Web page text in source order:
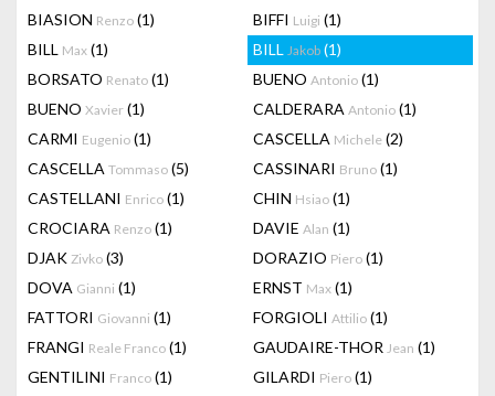
BIASION Renzo (1) BIFFI Luigi (1)
BILL Max (1) BILL Jakob (1)
BORSATO Renato (1) BUENO Antonio (1)
BUENO Xavier (1) CALDERARA Antonio (1)
CARMI Eugenio (1) CASCELLA Michele (2)
CASCELLA Tommaso (5) CASSINARI Bruno (1)
CASTELLANI Enrico (1) CHIN Hsiao (1)
CROCIARA Renzo (1) DAVIE Alan (1)
DJAK Zivko (3) DORAZIO Piero (1)
DOVA Gianni (1) ERNST Max (1)
FATTORI Giovanni (1) FORGIOLI Attilio (1)
FRANGI Reale Franco (1) GAUDAIRE-THOR Jean (1)
GENTILINI Franco (1) GILARDI Piero (1)